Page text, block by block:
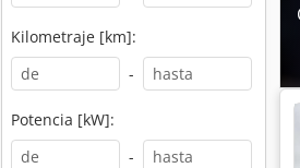
Kilometraje [km]:
-
Potencia [kW]:
-